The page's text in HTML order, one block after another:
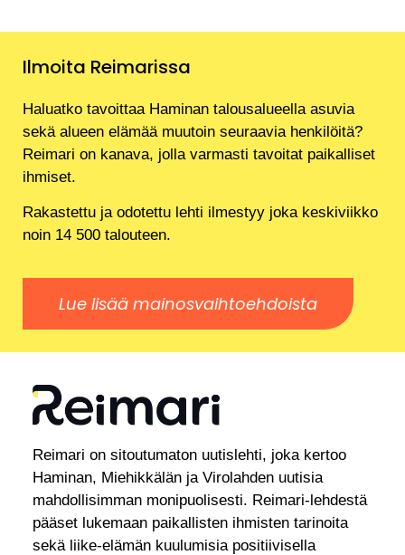
Ilmoita Reimarissa
Haluatko tavoittaa Haminan talousalueella asuvia
sekä alueen elämää muutoin seuraavia henkilöitä?
Reimari on kanava, jolla varmasti tavoitat paikalliset
ihmiset.
Rakastettu ja odotettu lehti ilmestyy joka keskiviikko
noin 14 500 talouteen.
Lue lisää mainosvaihtoehdoista
Reimari on sitoutumaton uutislehti, joka kertoo
Haminan, Miehikkälän ja Virolahden uutisia
mahdollisimman monipuolisesti. Reimari-lehdestä
pääset lukemaan paikallisten ihmisten tarinoita
sekä liike-elämän kuulumisia positiivisella